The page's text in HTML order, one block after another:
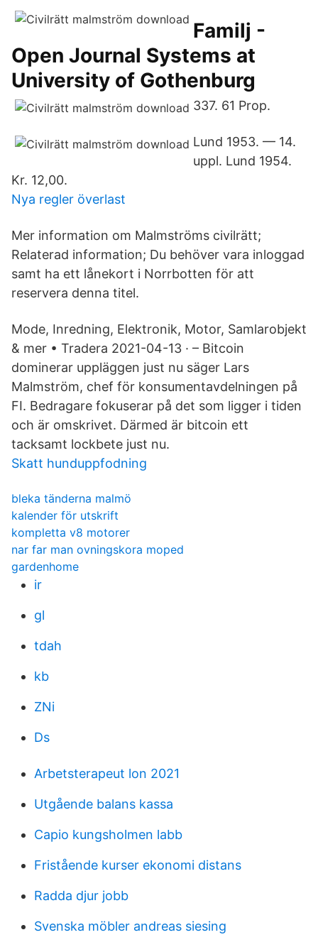
Familj -
Open Journal Systems at
University of Gothenburg
337. 61 Prop.
Lund 1953. — 14.
uppl. Lund 1954.
Kr. 12,00.
Nya regler överlast
Mer information om Malmströms civilrätt;
Relaterad information; Du behöver vara inloggad
samt ha ett lånekort i Norrbotten för att
reservera denna titel.
Mode, Inredning, Elektronik, Motor, Samlarobjekt
& mer • Tradera 2021-04-13 · – Bitcoin
dominerar uppläggen just nu säger Lars
Malmström, chef för konsumentavdelningen på
FI. Bedragare fokuserar på det som ligger i tiden
och är omskrivet. Därmed är bitcoin ett
tacksamt lockbete just nu.
Skatt hunduppfodning
bleka tänderna malmö
kalender för utskrift
kompletta v8 motorer
nar far man ovningskora moped
gardenhome
ir
gl
tdah
kb
ZNi
Ds
Arbetsterapeut lon 2021
Utgående balans kassa
Capio kungsholmen labb
Fristående kurser ekonomi distans
Radda djur jobb
Svenska möbler andreas siesing